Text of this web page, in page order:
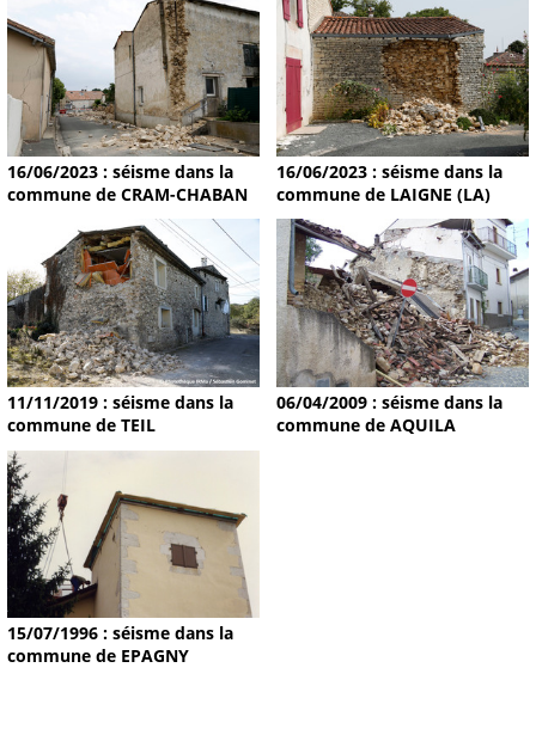
16/06/2023 : séisme dans la
commune de CRAM-CHABAN
16/06/2023 : séisme dans la
commune de LAIGNE (LA)
11/11/2019 : séisme dans la
commune de TEIL
06/04/2009 : séisme dans la
commune de AQUILA
15/07/1996 : séisme dans la
commune de EPAGNY